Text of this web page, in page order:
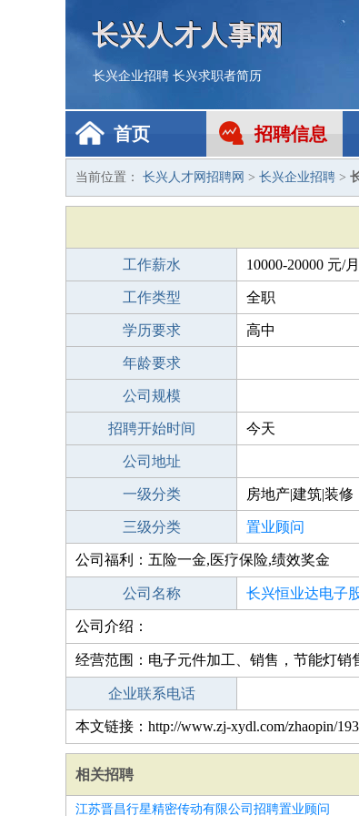
长兴人才人事网
长兴企业招聘 长兴求职者简历
首页 招聘信息
当前位置： 长兴人才网招聘网 > 长兴企业招聘 >
工作薪水 10000-20000 元/月
工作类型 全职
学历要求 高中
年龄要求
公司规模
招聘开始时间 今天
公司地址
一级分类 房地产|建筑|装修
三级分类 置业顾问
公司福利：五险一金,医疗保险,绩效奖金
公司名称 长兴恒业达电子
公司介绍：
经营范围：电子元件加工、销售，节能灯销
企业联系电话
本文链接：http://www.zj-xydl.com/zhaopin/
相关招聘
江苏晋昌行星精密传动有限公司招聘置业顾问